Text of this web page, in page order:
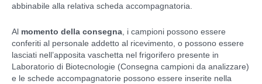
abbinabile alla relativa scheda accompagnatoria.
Al momento della consegna , i campioni possono essere
conferiti al personale addetto al ricevimento, o possono essere
lasciati nell’apposita vaschetta nel frigorifero presente in
Laboratorio di Biotecnologie (Consegna campioni da analizzare)
e le schede accompagnatorie possono essere inserite nella